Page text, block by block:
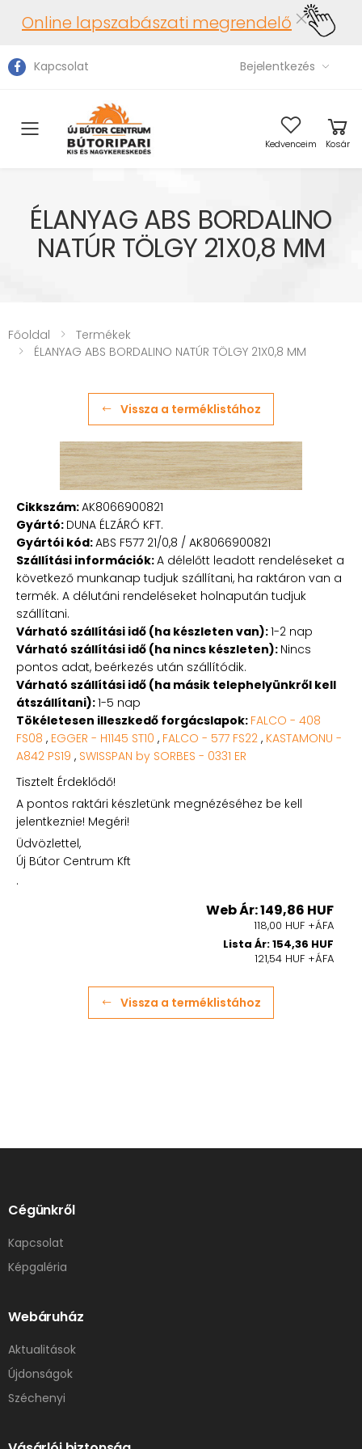
Online lapszabászati megrendelő
Kapcsolat Bejelentkezés
Toggle mobile menu Kedvenceim Kosár
ÉLANYAG ABS BORDALINO
NATÚR TÖLGY 21X0,8 MM
Főoldal
Termékek
ÉLANYAG ABS BORDALINO NATÚR TÖLGY 21X0,8 MM
Vissza a terméklistához
Cikkszám:AK8066900821
Gyártó: DUNA ÉLZÁRÓ KFT.
Gyártói kód:ABS F577 21/0,8 / AK8066900821
Szállítási információk:A délelőtt leadott rendeléseket a
következő munkanap tudjuk szállítani, ha raktáron van a
termék. A délutáni rendeléseket holnapután tudjuk
szállítani.
Várható szállítási idő (ha készleten van):1-2 nap
Várható szállítási idő (ha nincs készleten): Nincs
pontos adat, beérkezés után szállítódik.
Várható szállítási idő (ha másik telephelyünkről kell
átszállítani):1-5 nap
Tökéletesen illeszkedő forgácslapok: FALCO - 408
FS08 , EGGER - H1145 ST10 , FALCO - 577 FS22 , KASTAMONU -
A842 PS19 , SWISSPAN by SORBES - 0331 ER
Tisztelt Érdeklődő!
A pontos raktári készletünk megnézéséhez be kell
jelentkeznie! Megéri!
Üdvözlettel,
Új Bútor Centrum Kft
.
Web Ár: 149,86 HUF
118,00 HUF +ÁFA
Lista Ár: 154,36 HUF
121,54 HUF +ÁFA
Vissza a terméklistához
Cégünkről
Kapcsolat
Képgaléria
Webáruház
Aktualitások
Újdonságok
Széchenyi